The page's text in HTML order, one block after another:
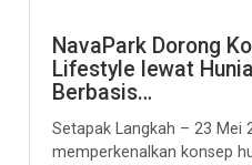
NavaPark Dorong
Lifestyle lewat
Berbasis…
Setapak Langkah – 23 Mei
memperkenalkan konsep